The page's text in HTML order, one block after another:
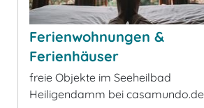
Ferienwohnungen &
Ferienhäuser
freie Objekte im Seeheilbad
Heiligendamm bei casamundo.de